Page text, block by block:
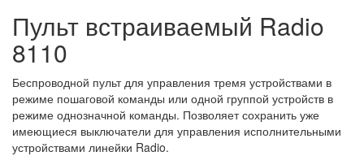
Пульт встраиваемый Radio
8110
Беспроводной пульт для управления тремя устройствами в
режиме пошаговой команды или одной группой устройств в
режиме однозначной команды. Позволяет сохранить уже
имеющиеся выключатели для управления исполнительными
устройствами линейки Radio.